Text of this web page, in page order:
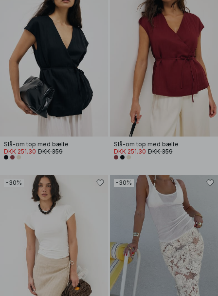
Slå-om top med bælte
DKK 251.30 DKK 359
Slå-om top med bælte
DKK 251.30 DKK 359
-30% -30%